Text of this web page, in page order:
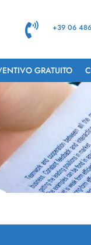
 +39 06
GRATUITO